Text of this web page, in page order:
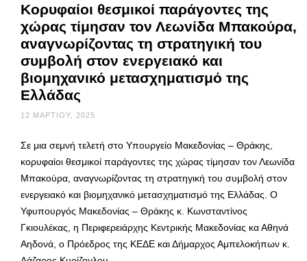
Κορυφαίοι θεσμικοί παράγοντες της
χώρας τίμησαν τον Λεωνίδα Μπακούρα,
αναγνωρίζοντας τη στρατηγική του
συμβολή στον ενεργειακό και
βιομηχανικό μετασχηματισμό της
Ελλάδας
12 ΜΑΡΤΊΟΥ, 2025
Σε μια σεμνή τελετή στο Υπουργείο Μακεδονίας – Θράκης,
κορυφαίοι θεσμικοί παράγοντες της χώρας τίμησαν τον Λεωνίδα
Μπακούρα, αναγνωρίζοντας τη στρατηγική του συμβολή στον
ενεργειακό και βιομηχανικό μετασχηματισμό της Ελλάδας. Ο
Υφυπουργός Μακεδονίας – Θράκης κ. Κωνσταντίνος
Γκιουλέκας, η Περιφερειάρχης Κεντρικής Μακεδονίας κα Αθηνά
Αηδονά, ο Πρόεδρος της ΚΕΔΕ και Δήμαρχος Αμπελοκήπων κ.